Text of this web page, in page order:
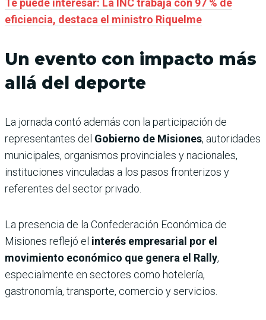
Te puede interesar: La INC trabaja con 97 % de
eficiencia, destaca el ministro Riquelme
Un evento con impacto más
allá del deporte
La jornada contó además con la participación de
representantes del Gobierno de Misiones, autoridades
municipales, organismos provinciales y nacionales,
instituciones vinculadas a los pasos fronterizos y
referentes del sector privado.
La presencia de la Confederación Económica de
Misiones reflejó el interés empresarial por el
movimiento económico que genera el Rally,
especialmente en sectores como hotelería,
gastronomía, transporte, comercio y servicios.